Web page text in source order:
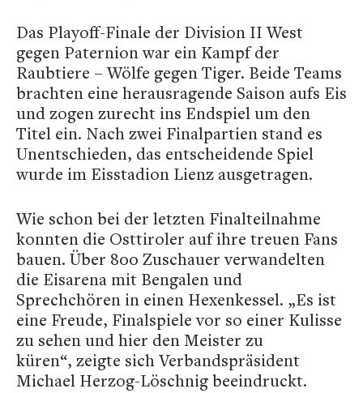
Das Playoff-Finale der Division II West
gegen Paternion war ein Kampf der
Raubtiere – Wölfe gegen Tiger. Beide Teams
brachten eine herausragende Saison aufs Eis
und zogen zurecht ins Endspiel um den
Titel ein. Nach zwei Finalpartien stand es
Unentschieden, das entscheidende Spiel
wurde im Eisstadion Lienz ausgetragen.
Wie schon bei der letzten Finalteilnahme
konnten die Osttiroler auf ihre treuen Fans
bauen. Über 800 Zuschauer verwandelten
die Eisarena mit Bengalen und
Sprechchören in einen Hexenkessel. „Es ist
eine Freude, Finalspiele vor so einer Kulisse
zu sehen und hier den Meister zu
küren“, zeigte sich Verbandspräsident
Michael Herzog-Löschnig beeindruckt.